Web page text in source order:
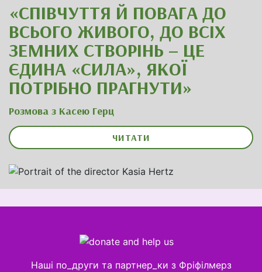
«СПІВЧУТТЯ Й ПОВАГА ДО
ВСЬОГО ЖИВОГО, ДО ВСІХ
ЗЕМНИХ СТВОРІНЬ – ЦЕ
ЄДИНА «СИЛА», ЯКОЇ
ПОТРІБНО ПРАГНУТИ»
Розмова з Касею Герц
ЧИТАТИ
Наші по_други та партнер_ки з Фріфілмерз